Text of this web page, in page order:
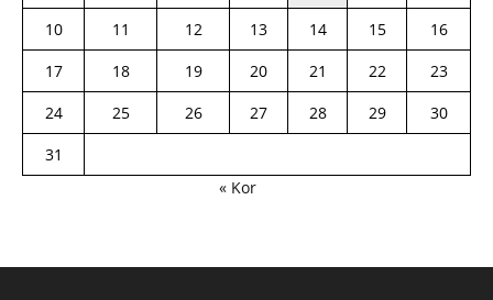
10
11 12 13 14 15
16
17
18 19 20 21 22
23
24
25 26 27 28 29
30
31
« Kor